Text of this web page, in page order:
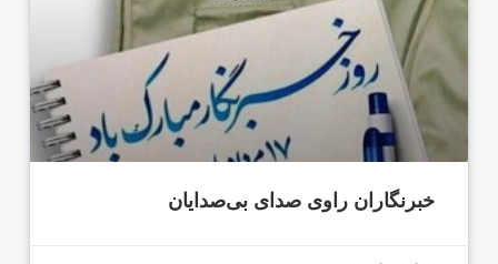
خبرنگاران راوی صدای بی‌صدایان